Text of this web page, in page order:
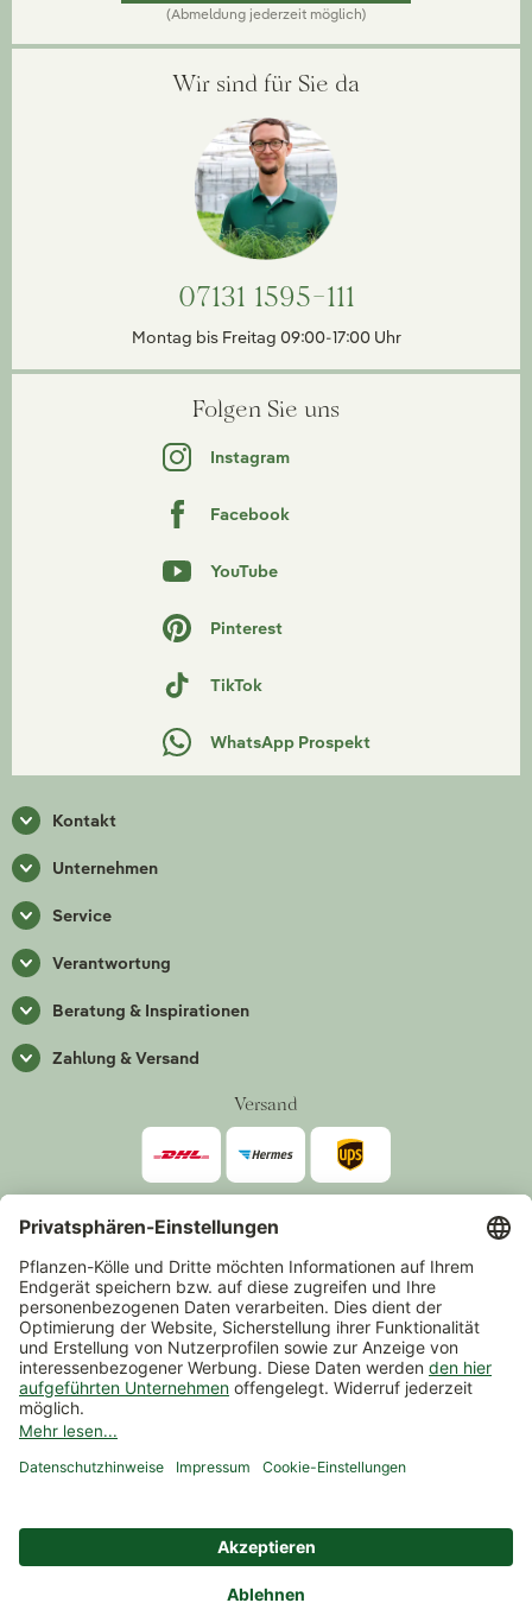
(Abmeldung jederzeit möglich)
Wir sind für Sie da
07131 1595-111
Montag bis Freitag 09:00-17:00 Uhr
Folgen Sie uns
Instagram
Facebook
YouTube
Pinterest
TikTok
WhatsApp Prospekt
Kontakt
Unternehmen
Service
Verantwortung
Beratung & Inspirationen
Zahlung & Versand
Versand
Zahlarten
*Alle Preise inkl. gesetzlicher Mehrwertsteuer zzgl.Versand
Mindestbestellwert 14,90 €, ausgenommen sind Gutscheine und
Events.
Widerrufsrecht Datenschutz
Nutzungsbedingungen Chatbot